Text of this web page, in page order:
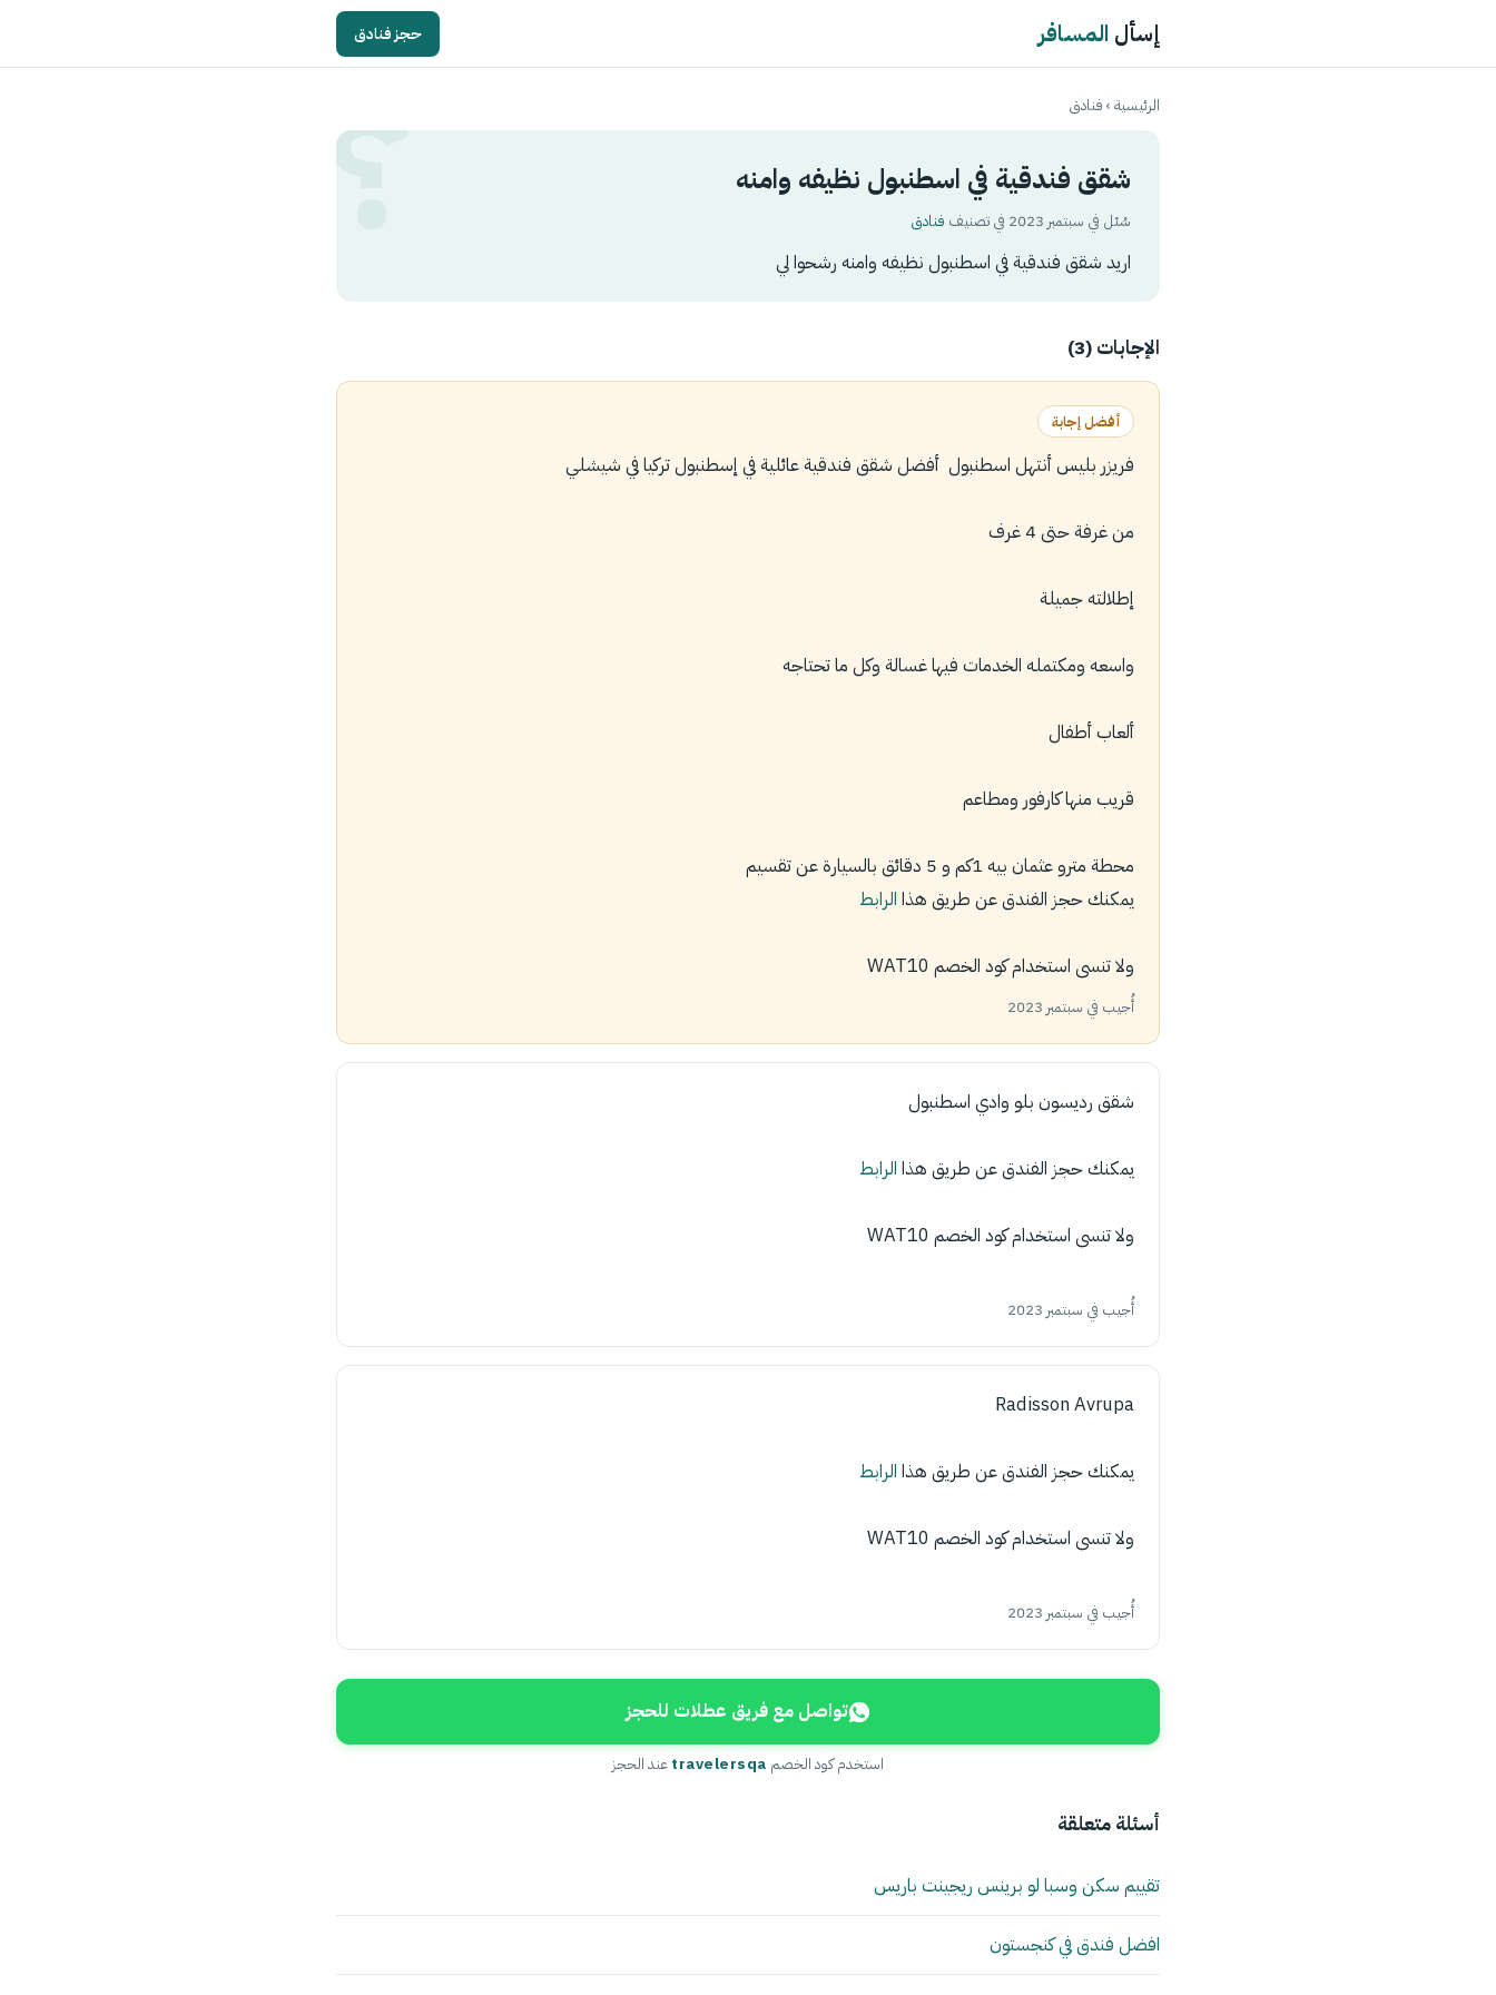
إسأل المسافر حجز فنادق
الرئيسية›فنادق
شقق فندقية في اسطنبول نظيفه وامنه
سُئل في سبتمبر 2023 في تصنيف فنادق
اريد شقق فندقية في اسطنبول نظيفه وامنه رشحوا لي
الإجابات (3)
أفضل إجابة
فريزر بليس أنتهل اسطنبول أفضل شقق فندقية عائلية في ‎إسطنبول ‎تركيا في شيشلي
من غرفة حتى 4 غرف
إطلالته جميلة
واسعه ومكتمله الخدمات فيها غسالة وكل ما تحتاجه
ألعاب أطفال
قريب منها كارفور ومطاعم
محطة مترو عثمان بيه 1كم و 5 دقائق بالسيارة عن تقسيم
يمكنك حجز الفندق عن طريق هذا الرابط
ولا تنسى استخدام كود الخصم WAT10
أُجيب في سبتمبر 2023
شقق رديسون بلو وادي اسطنبول
يمكنك حجز الفندق عن طريق هذا الرابط
ولا تنسى استخدام كود الخصم WAT10
أُجيب في سبتمبر 2023
Radisson Avrupa
يمكنك حجز الفندق عن طريق هذا الرابط
ولا تنسى استخدام كود الخصم WAT10
أُجيب في سبتمبر 2023
تواصل مع فريق عطلات للحجز
استخدم كود الخصم travelersqaعند الحجز
أسئلة متعلقة
تقييم سكن وسبا لو برينس ريجينت باريس
افضل فندق في كنجستون